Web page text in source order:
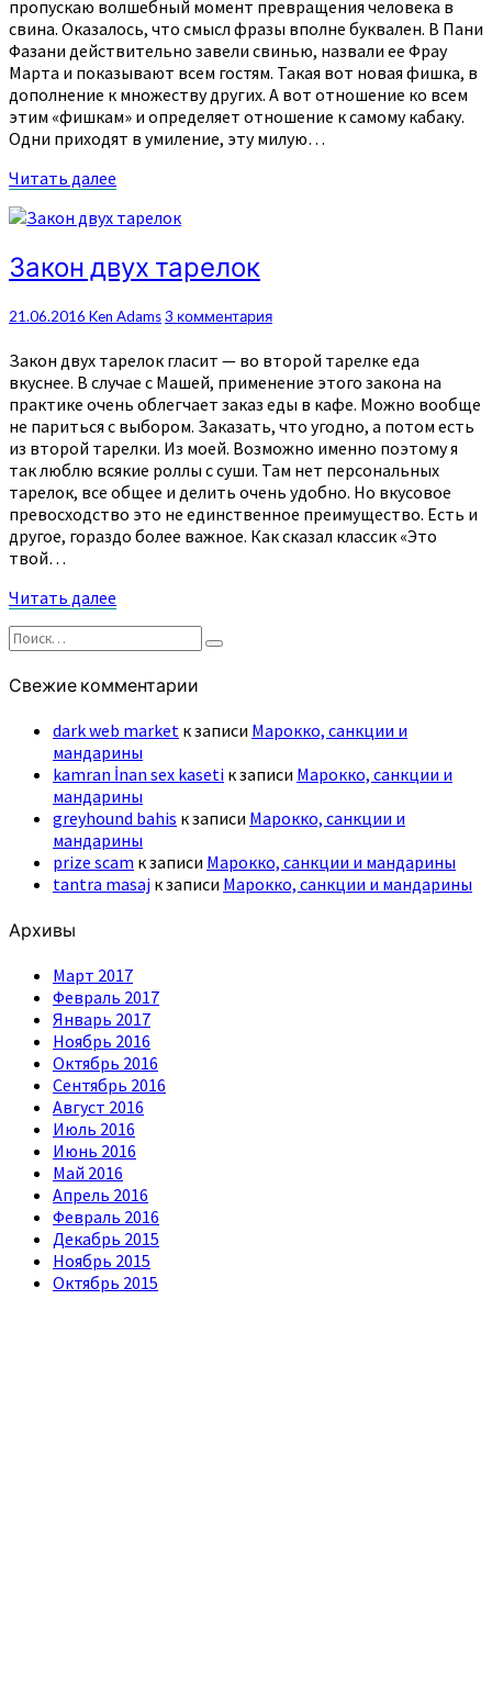
пропускаю волшебный момент превращения человека в
свина. Оказалось, что смысл фразы вполне буквален. В Пани
Фазани действительно завели свинью, назвали ее Фрау
Марта и показывают всем гостям. Такая вот новая фишка, в
дополнение к множеству других. А вот отношение ко всем
этим «фишкам» и определяет отношение к самому кабаку.
Одни приходят в умиление, эту милую…
Читать далее
Закон
двух
Закон двух тарелок
21.06.2016 Ken AdamsКомментарии
3 комментария
Закон двух тарелок гласит — во второй тарелке еда
вкуснее. В случае с Машей, применение этого закона на
практике очень облегчает заказ еды в кафе. Можно вообще
не париться с выбором. Заказать, что угодно, а потом есть
из второй тарелки. Из моей. Возможно именно поэтому я
так люблю всякие роллы с суши. Там нет персональных
тарелок, все общее и делить очень удобно. Но вкусовое
превосходство это не единственное преимущество. Есть и
другое, гораздо более важное. Как сказал классик «Это
твой…
Читать далее
Найти:
Поиск
Свежие комментарии
dark web market к записи Марокко, санкции и
мандарины
kamran İnan sex kaseti к записи Марокко, санкции и
мандарины
greyhound bahis к записи Марокко, санкции и
мандарины
prize scam к записи Марокко, санкции и мандарины
tantra masaj к записи Марокко, санкции и мандарины
Архивы
Март 2017
Февраль 2017
Январь 2017
Ноябрь 2016
Октябрь 2016
Сентябрь 2016
Август 2016
Июль 2016
Июнь 2016
Май 2016
Апрель 2016
Февраль 2016
Декабрь 2015
Ноябрь 2015
Октябрь 2015